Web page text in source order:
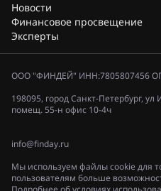
Новости
Финансовое просвещение
Эксперты
ООО "ФИНДЕЙ" ИНН:7805807456
198095, город Санкт-Петербург,
помещ. 55-н офис 10-4ч
info@finday.ru
Мы используем файлы cookie для
пользователям больше